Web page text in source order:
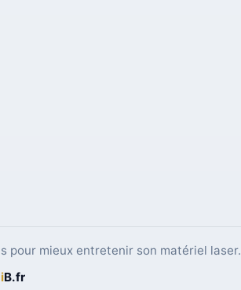
pour mieux entretenir son matériel laser.
B.fr